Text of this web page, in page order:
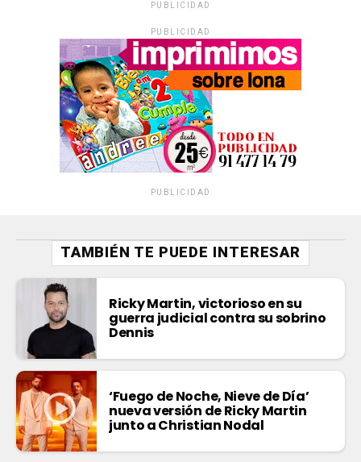
PUBLICIDAD
PUBLICIDAD
PUBLICIDAD
TAMBIÉN TE PUEDE INTERESAR
Ricky Martin, victorioso en su
guerra judicial contra su sobrino
Dennis
‘Fuego de Noche, Nieve de Día’
nueva versión de Ricky Martin
junto a Christian Nodal